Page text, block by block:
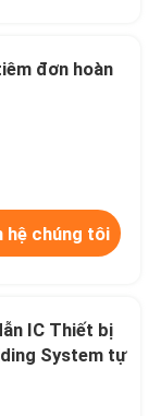
đơn hoàn
hệ chúng tôi
IC Thiết bị
System tự